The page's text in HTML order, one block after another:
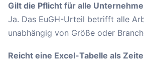
Gilt die Pflicht für alle
Ja. Das EuGH-Urteil betrifft alle
unabhängig von Größe oder
Reicht eine Excel-Tabelle als